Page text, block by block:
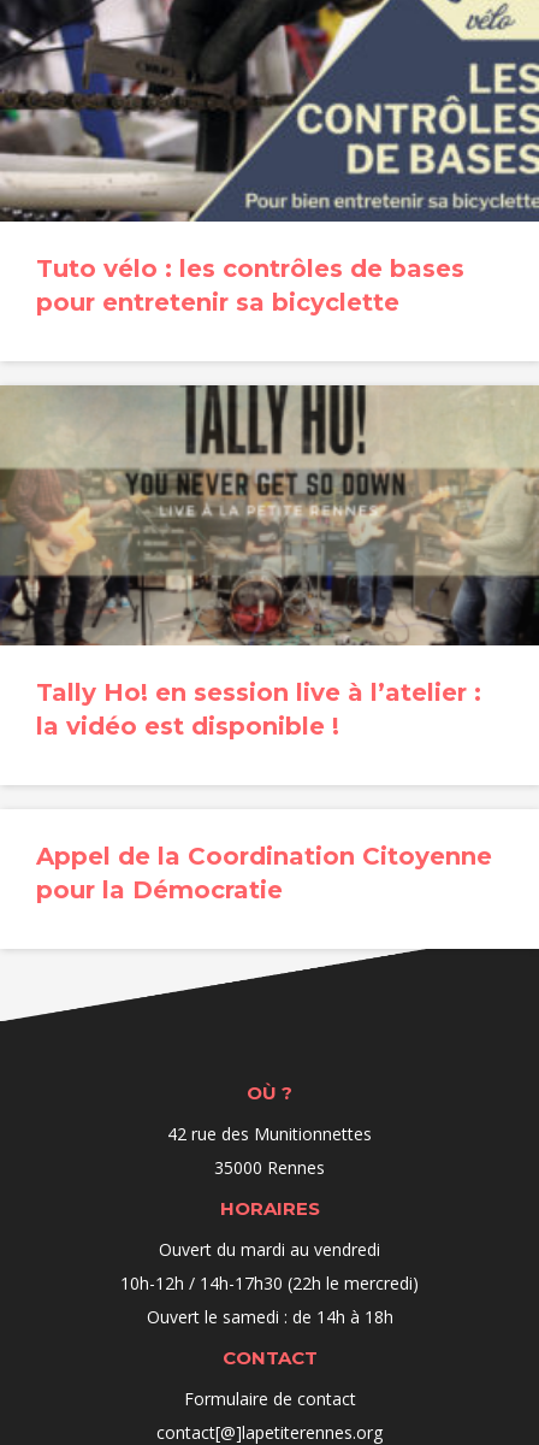
Tuto vélo : les contrôles de bases
pour entretenir sa bicyclette
Tally Ho! en session live à l’atelier :
la vidéo est disponible !
Appel de la Coordination Citoyenne
pour la Démocratie
OÙ ?
42 rue des Munitionnettes
35000 Rennes
HORAIRES
Ouvert du mardi au vendredi
10h-12h / 14h-17h30 (22h le mercredi)
Ouvert le samedi : de 14h à 18h
CONTACT
Formulaire de contact
contact[@]lapetiterennes.org